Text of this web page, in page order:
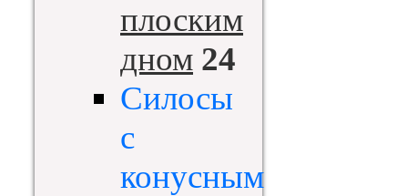
плоским
дном 24
Силосы
с
конусным